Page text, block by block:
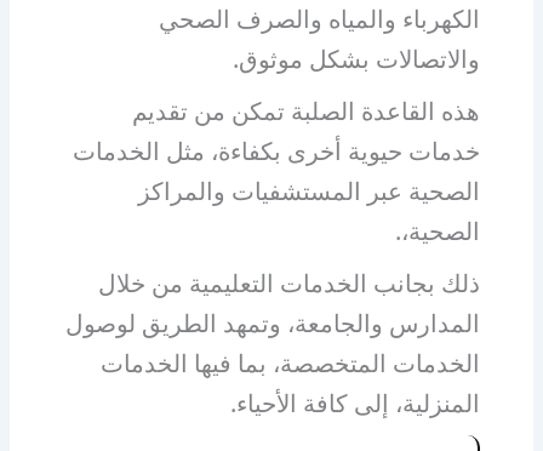
الكهرباء والمياه والصرف الصحي
والاتصالات بشكل موثوق.
هذه القاعدة الصلبة تمكن من تقديم
خدمات حيوية أخرى بكفاءة، مثل الخدمات
الصحية عبر المستشفيات والمراكز
الصحية،.
ذلك بجانب الخدمات التعليمية من خلال
المدارس والجامعة، وتمهد الطريق لوصول
الخدمات المتخصصة، بما فيها الخدمات
المنزلية، إلى كافة الأحياء.